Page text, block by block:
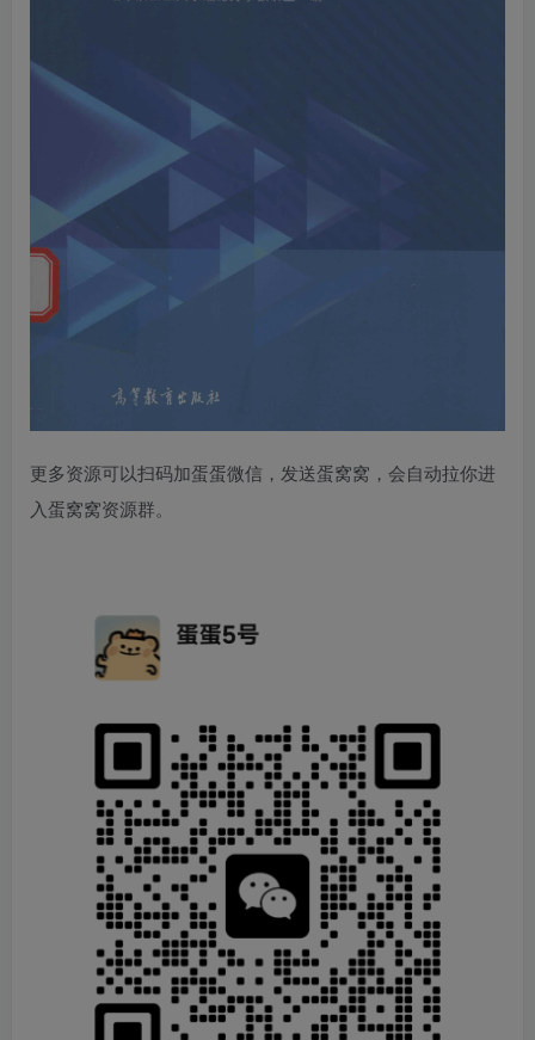
更多资源可以扫码加蛋蛋微信，发送蛋窝窝，会自动拉你进
入蛋窝窝资源群。